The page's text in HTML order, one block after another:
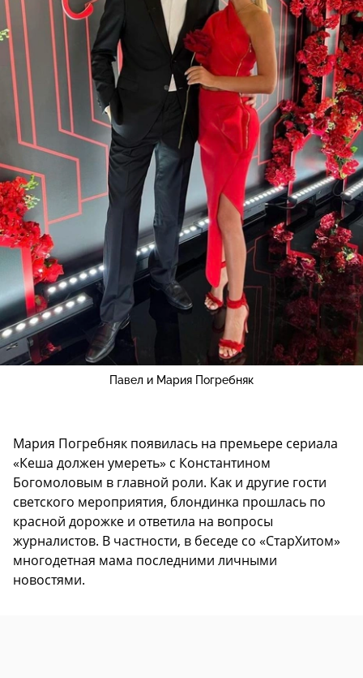
Павел и Мария Погребняк
Мария Погребняк появилась на премьере сериала
«Кеша должен умереть» с Константином
Богомоловым в главной роли. Как и другие гости
светского мероприятия, блондинка прошлась по
красной дорожке и ответила на вопросы
журналистов. В частности, в беседе со «СтарХитом»
многодетная мама последними личными
новостями.